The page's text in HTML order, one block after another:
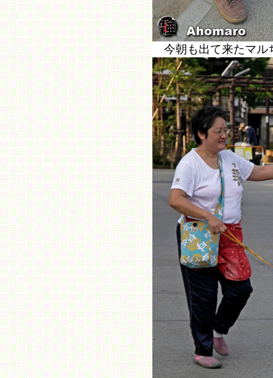
今朝も出て来たマル